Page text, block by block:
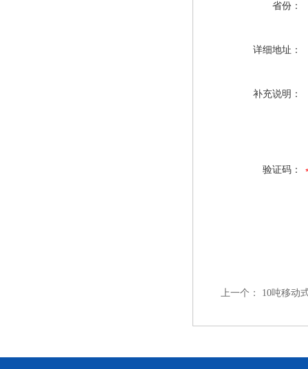
省份：
详细地址：
补充说明：
验证码：
上一个： 10吨移动